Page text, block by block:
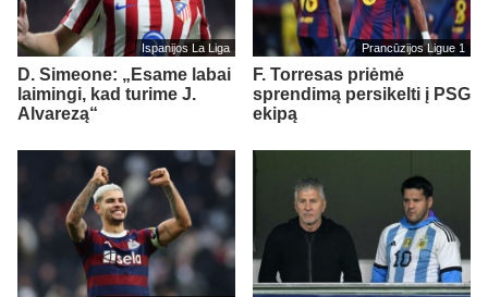
Ispanijos La Liga
D. Simeone: „Esame labai
laimingi, kad turime J.
Alvarezą“
Prancūzijos Ligue 1
F. Torresas priėmė
sprendimą persikelti į PSG
ekipą